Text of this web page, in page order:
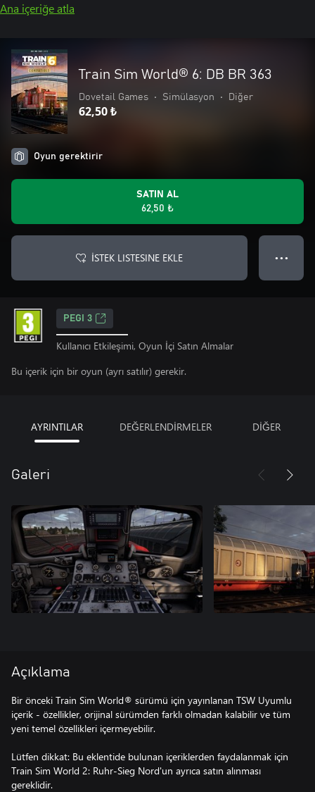
Ana içeriğe atla
Train Sim World® 6: DB BR 363
Dovetail Games • Simülasyon • Diğer
62,50 ₺
Oyun gerektirir
SATIN AL
62,50 ₺
İSTEK LISTESINE EKLE ● ● ●
PEGI 3
Kullanıcı Etkileşimi, Oyun İçi Satın Almalar
Bu içerik için bir oyun (ayrı satılır) gerekir.
AYRINTILAR DEĞERLENDİRMELER DİĞER
Galeri
Açıklama
Bir önceki Train Sim World® sürümü için yayınlanan TSW Uyumlu
içerik - özellikler, orijinal sürümden farklı olmadan kalabilir ve tüm
yeni temel özellikleri içermeyebilir.
Lütfen dikkat: Bu eklentide bulunan içeriklerden faydalanmak için
Train Sim World 2: Ruhr-Sieg Nord'un ayrıca satın alınması
gereklidir.